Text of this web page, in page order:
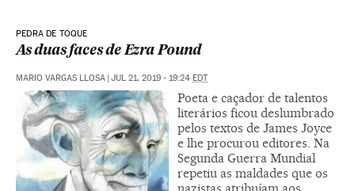
PEDRA DE TOQUE
As duas faces de Ezra Pound
MARIO VARGAS LLOSA | JUL 21, 2019 - 19:24 EDT
Poeta e caçador de talentos
literários ficou deslumbrado
pelos textos de James Joyce
e lhe procurou editores. Na
Segunda Guerra Mundial
repetiu as maldades que os